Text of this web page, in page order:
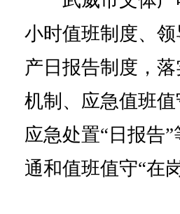
小时值班制度、
产日报告制度，
机制、应急值班
应急处置“日报告
通和值班值守“在